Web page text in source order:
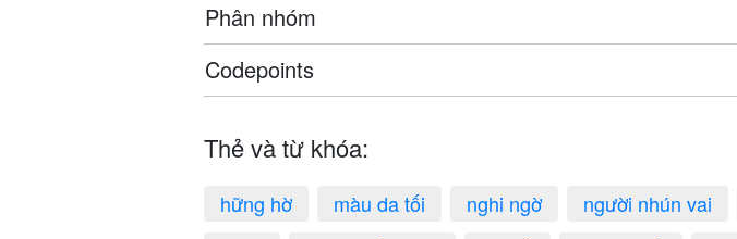
Phân nhóm
Codepoints
Thẻ và từ khóa:
hững hờ màu da tối nghi ngờ người nhún vai